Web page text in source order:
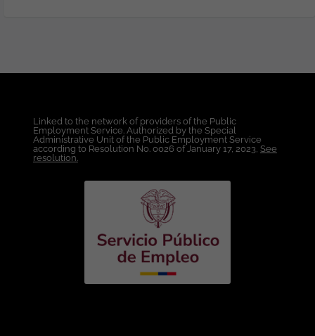
configuración de ambientes locales o en
nube para replicar condiciones de
pruebas, Metodologías Ágiles.
Bogotá. Modalidad de Trabajo:
acuerdo a la experiencia. Esta oferta de
trabajo es publicada bajo la propiedad
exclusiva de ticjob.co
Linked to the network of providers of the Public
Employment Service. Authorized by the Special
Administrative Unit of the Public Employment Service
according to Resolution No. 0026 of January 17, 2023, See
resolution.